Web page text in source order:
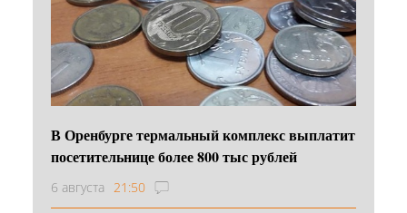
В Оренбурге термальный комплекс выплатит
посетительнице более 800 тыс рублей
6 августа 21:50